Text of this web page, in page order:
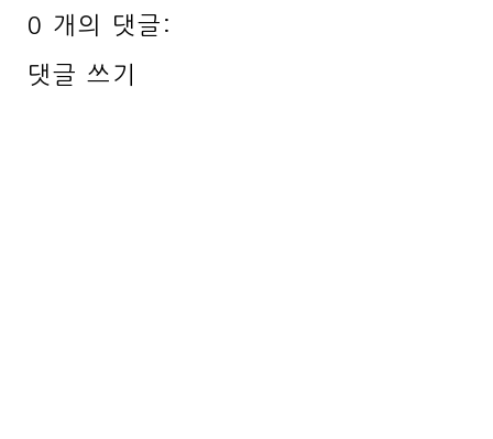
0 개의 댓글:
댓글 쓰기